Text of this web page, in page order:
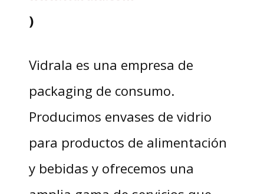
)
Vidrala es una empresa de
packaging de consumo.
Producimos envases de vidrio
para productos de alimentación
y bebidas y ofrecemos una